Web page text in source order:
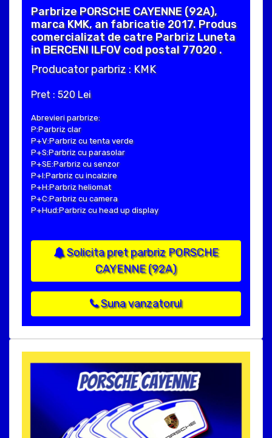
Parbrize PORSCHE CAYENNE (92A),
marca KMK, an fabricatie 2017. Produs
comercializat de catre Parbriz Luneta
in BERCENI ILFOV cod postal 77020 .
Producator parbriz : KMK
Pret : 520 Lei
Abrevieri parbrize:
P:Parbriz clar
P+V:Parbriz cu tenta verde
P+S:Parbriz cu parasolar
P+SE:Parbriz cu senzor
P+I:Parbriz cu incalzire
P+H:Parbriz heliomat
P+C:Parbriz cu camera
P+Hud:Parbriz cu head up display
Solicita pret parbriz PORSCHE
CAYENNE (92A)
Suna vanzatorul